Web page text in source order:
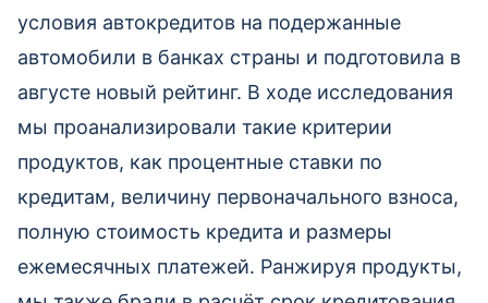
условия автокредитов на подержанные
автомобили в банках страны и подготовила в
августе новый рейтинг. В ходе исследования
мы проанализировали такие критерии
продуктов, как процентные ставки по
кредитам, величину первоначального взноса,
полную стоимость кредита и размеры
ежемесячных платежей. Ранжируя продукты,